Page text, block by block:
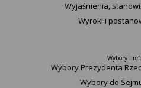
Wyjaśnienia,
Wyroki i
Wybory i
Wybory Prezydenta
Wybory do